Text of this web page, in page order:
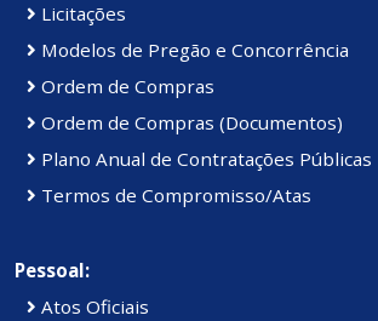
Licitações
Modelos de Pregão e Concorrência
Ordem de Compras
Ordem de Compras (Documentos)
Plano Anual de Contratações Públicas
Termos de Compromisso/Atas
Pessoal:
Atos Oficiais